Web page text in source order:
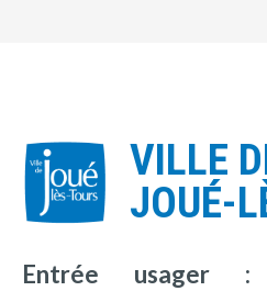
VILLE
JOUÉ-
Entrée usager :